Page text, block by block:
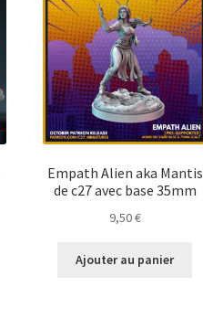
au
plus
ancien
Empath Alien aka Mantis
de c27 avec base 35mm
9,50€
Ajouter au panier